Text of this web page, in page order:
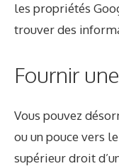
les propriétés
trouver des
Fournir
Vous pouvez
ou un pouce vers
supérieur droit